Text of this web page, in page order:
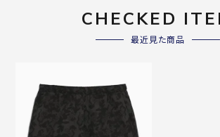
CHECKED
最近見た商品